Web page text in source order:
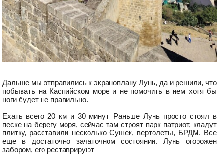
Дальше мы отправились к экраноплану Лунь, да и решили, что
побывать на Каспийском море и не помочить в нем хотя бы
ноги будет не правильно.
Ехать всего 20 км и 30 минут. Раньше Лунь просто стоял в
песке на берегу моря, сейчас там строят парк патриот, кладут
плитку, расставили несколько Сушек, вертолеты, БРДМ. Все
еще в достаточно зачаточном состоянии. Лунь огорожен
забором, его реставрируют